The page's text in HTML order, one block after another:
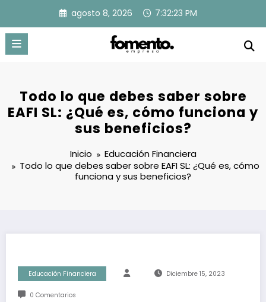
contenido
agosto 8, 2026 7:32:24 PM
Todo lo que debes saber sobre
EAFI SL: ¿Qué es, cómo funciona y
sus beneficios?
Inicio
Educación Financiera
Todo lo que debes saber sobre EAFI SL: ¿Qué es, cómo
funciona y sus beneficios?
Educación Financiera Diciembre 15, 2023
0 Comentarios